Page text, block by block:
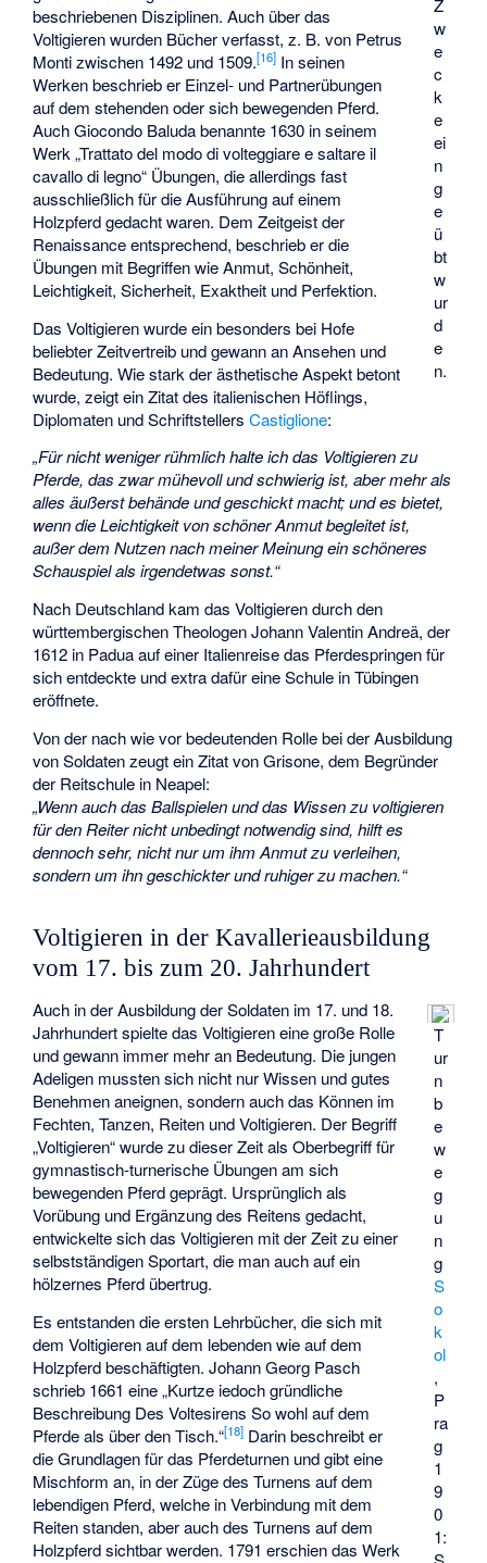
w
e
c
k
e
ei
n
g
e
ü
bt
w
ur
d
e
n.
beschriebenen Disziplinen. Auch über das
Voltigieren wurden Bücher verfasst, z. B. von Petrus
Montizwischen 1492 und 1509.[16] In seinen
Werken beschrieb er Einzel- und Partnerübungen
auf dem stehenden oder sich bewegenden Pferd.
AuchGiocondo Baludabenannte 1630 in seinem
Werk „Trattato del modo di volteggiare e saltare il
cavallo di legno“ Übungen, die allerdings fast
ausschließlich für die Ausführung auf einem
Holzpferd gedacht waren. Dem Zeitgeist der
Renaissance entsprechend, beschrieb er die
Übungen mit Begriffen wie Anmut, Schönheit,
Leichtigkeit, Sicherheit, Exaktheit und Perfektion.
Das Voltigieren wurde ein besonders bei Hofe
beliebter Zeitvertreib und gewann an Ansehen und
Bedeutung. Wie stark der ästhetische Aspekt betont
wurde, zeigt ein Zitat des italienischen Höflings,
Diplomaten und SchriftstellersCastiglione:
„Für nicht weniger rühmlich halte ich das Voltigieren zu
Pferde, das zwar mühevoll und schwierig ist, aber mehr als
alles äußerst behände und geschickt macht; und es bietet,
wenn die Leichtigkeit von schöner Anmut begleitet ist,
außer dem Nutzen nach meiner Meinung ein schöneres
Schauspiel als irgendetwas sonst.“
Nach Deutschland kam das Voltigieren durch den
württembergischen TheologenJohann Valentin Andreä, der
1612 in Padua auf einer Italienreise das Pferdespringen für
sich entdeckte und extra dafür eine Schule in Tübingen
eröffnete.
Von der nach wie vor bedeutenden Rolle bei der Ausbildung
von Soldaten zeugt ein Zitat vonGrisone, dem Begründer
der Reitschule in Neapel:
„Wenn auch das Ballspielen und das Wissen zu voltigieren
für den Reiter nicht unbedingt notwendig sind, hilft es
dennoch sehr, nicht nur um ihm Anmut zu verleihen,
sondern um ihn geschickter und ruhiger zu machen.“
Voltigieren in der Kavallerieausbildung
vom 17. bis zum 20. Jahrhundert
T
ur
n
b
e
w
e
g
u
n
g
S
o
k
ol
,
P
ra
g
1
9
0
1:
Auch in der Ausbildung der Soldaten im 17. und 18.
Jahrhundert spielte das Voltigieren eine große Rolle
und gewann immer mehr an Bedeutung. Die jungen
Adeligen mussten sich nicht nur Wissen und gutes
Benehmen aneignen, sondern auch das Können im
Fechten, Tanzen, Reiten und Voltigieren. Der Begriff
„Voltigieren“ wurde zu dieser Zeit als Oberbegriff für
gymnastisch-turnerische Übungen am sich
bewegenden Pferd geprägt. Ursprünglich als
Vorübung und Ergänzung des Reitens gedacht,
entwickelte sich das Voltigieren mit der Zeit zu einer
selbstständigen Sportart, die man auch auf ein
hölzernes Pferd übertrug.
Es entstanden die ersten Lehrbücher, die sich mit
dem Voltigieren auf dem lebenden wie auf dem
Holzpferd beschäftigten.Johann Georg Pasch
schrieb 1661 eine „Kurtze iedoch gründliche
Beschreibung Des Voltesirens So wohl auf dem
Pferde als über den Tisch.“[18] Darin beschreibt er
die Grundlagen für das Pferdeturnen und gibt eine
Mischform an, in der Züge des Turnens auf dem
lebendigen Pferd, welche in Verbindung mit dem
Reiten standen, aber auch des Turnens auf dem
Holzpferd sichtbar werden. 1791 erschien das Werk